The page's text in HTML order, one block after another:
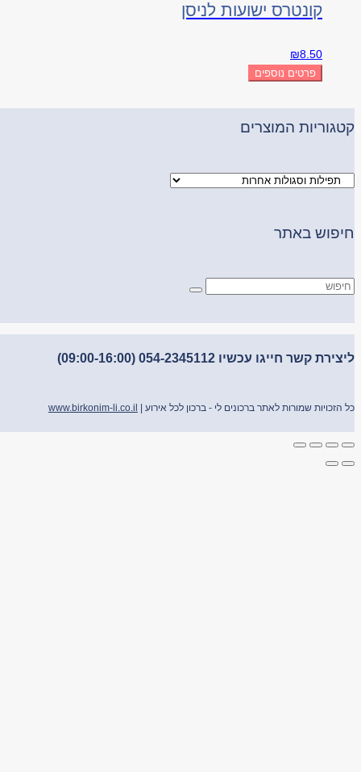
קונטרס ישועות לניסן
₪8.50
פרטים נוספים
קטגוריות המוצרים
חיפוש באתר
ליצירת קשר חייגו עכשיו 054-2345112 (09:00-16:00)
כל הזכויות שמורות לאתר ברכונים לי - ברכון לכל אירוע | www.birkonim-li.co.il